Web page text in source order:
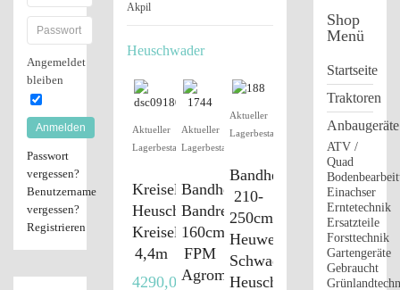
Akpil
Heuschwader
Aktueller
Lagerbestand
Kreiselschwader,
Heuschwader,
Kreiselheuschwader
4,4m
4290,00
Aktueller
Lagerbestand
Bandheuwender,
Bandrechen
160cm
FPM
Agromehanika
Aktueller
Lagerbestand
Bandheuwender
210-
250cm,
Heuwender,
Schwader,
Heuschwader
Angemeldet
bleiben
Anmelden
Passwort
vergessen?
Benutzername
vergessen?
Registrieren
Shop
Menü
Startseite
Traktoren
Anbaugeräte
ATV /
Quad
Einachser
Erntetechnik
Ersatzteile
Forsttechnik
Gartengeräte
Gebraucht